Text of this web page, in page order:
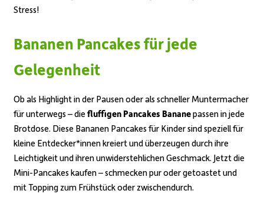
Stress!
Bananen Pancakes für jede
Gelegenheit
Ob als Highlight in der Pausen oder als schneller Muntermacher
für unterwegs – diefluffigen Pancakes Bananepassen in jede
Brotdose. Diese Bananen Pancakes für Kinder sind speziell für
kleine Entdecker*innen kreiert und überzeugen durch ihre
Leichtigkeit und ihren unwiderstehlichen Geschmack. Jetzt die
Mini-Pancakes kaufen – schmecken pur oder getoastet und
mit Topping zum Frühstück oder zwischendurch.